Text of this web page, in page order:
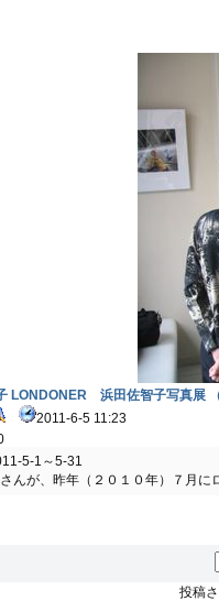
LONDONER 浜田佐智子写真展
2011-6-5 11:23
5-1～5-31
んが、昨年（２０１０年）７月
投稿